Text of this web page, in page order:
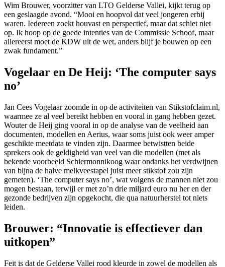
Wim Brouwer, voorzitter van LTO Gelderse Vallei, kijkt terug op
een geslaagde avond. “Mooi en hoopvol dat veel jongeren erbij
waren. Iedereen zoekt houvast en perspectief, maar dat schiet niet
op. Ik hoop op de goede intenties van de Commissie Schoof, maar
allereerst moet de KDW uit de wet, anders blijf je bouwen op een
zwak fundament.”
Vogelaar en De Heij: ‘The computer says
no’
Jan Cees Vogelaar zoomde in op de activiteiten van Stikstofclaim.nl,
waarmee ze al veel bereikt hebben en vooral in gang hebben gezet.
Wouter de Heij ging vooral in op de analyse van de veelheid aan
documenten, modellen en Aerius, waar soms juist ook weer amper
geschikte meetdata te vinden zijn. Daarmee betwistten beide
sprekers ook de geldigheid van veel van die modellen (met als
bekende voorbeeld Schiermonnikoog waar ondanks het verdwijnen
van bijna de halve melkveestapel juist meer stikstof zou zijn
gemeten). ‘The computer says no’, wat volgens de mannen niet zou
mogen bestaan, terwijl er met zo’n drie miljard euro nu her en der
gezonde bedrijven zijn opgekocht, die qua natuurherstel tot niets
leiden.
Brouwer: “Innovatie is effectiever dan
uitkopen”
Feit is dat de Gelderse Vallei rood kleurde in zowel de modellen als